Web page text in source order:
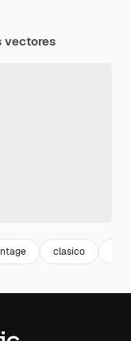
vectores
clasico